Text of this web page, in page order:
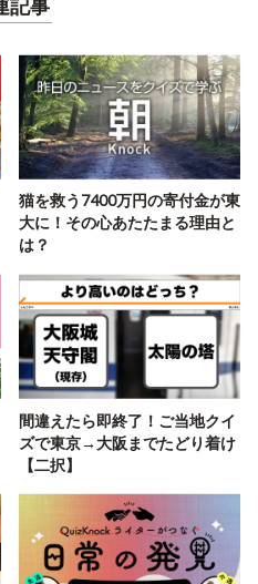
記事
猫を救う7400万円の寄付金が東
大に！その心あたたまる理由と
は？
間違えたら即終了！ご当地クイ
ズで東京→大阪までたどり着け
【二択】